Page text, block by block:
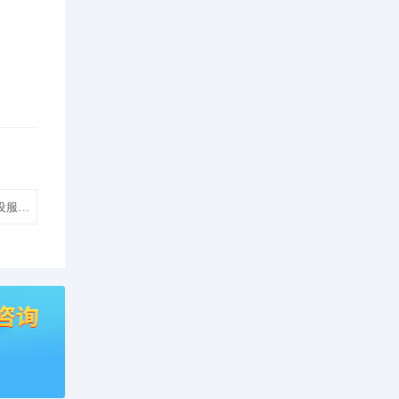
务网站建设设计制作模板建站】